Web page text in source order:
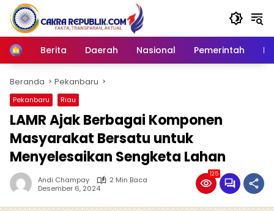
Langsung
konten
Home
Berita Daerah Nasional Pemerintah
Beranda Pekanbaru
Pekanbaru Riau
LAMR Ajak Berbagai Komponen
Masyarakat Bersatu untuk
Menyelesaikan Sengketa Lahan
Andi Champay
2 Min Baca
Desember 6, 2024
125